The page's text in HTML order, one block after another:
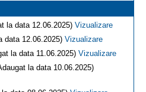
la data 12.06.2025) Vizualizare
data 12.06.2025) Vizualizare
la data 11.06.2025) Vizualizare
la data 10.06.2025)